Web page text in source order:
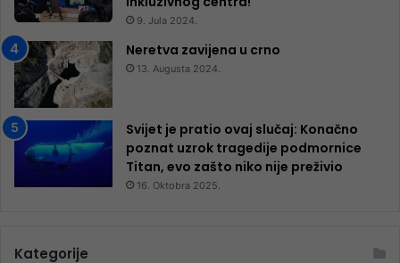
9. Jula 2024.
Neretva zavijena u crno
13. Augusta 2024.
Svijet je pratio ovaj slučaj: Konačno
poznat uzrok tragedije podmornice
Titan, evo zašto niko nije preživio
16. Oktobra 2025.
Kategorije